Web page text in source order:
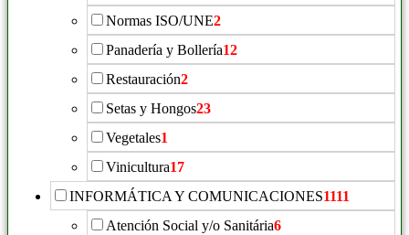
Normas ISO/UNE2
Panadería y Bollería12
Restauración2
Setas y Hongos23
Vegetales1
Vinicultura17
INFORMÁTICA Y COMUNICACIONES1111
Atención Social y/o Sanitária6